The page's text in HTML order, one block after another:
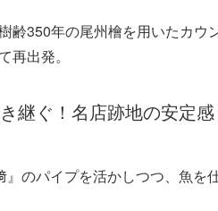
齢350年の尾州檜を用いたカウ
再出発。
継ぐ！名店跡地の安定感
のパイプを活かしつつ、魚を